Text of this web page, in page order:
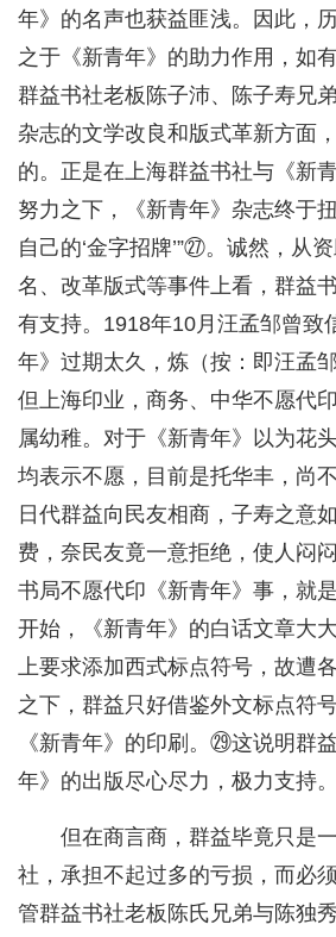
年》的名声也获益匪浅。因此，
之于《新青年》的助力作用，如
群益书社老板陈子沛、陈子寿兄
杂志的文学改良和版式革新方面
的。正是在上海群益书社与《新
努力之下，《新青年》杂志终于
自己的‘金字招牌’”㉗。诚然，从
名、改革版式等事件上看，群益
有支持。1918年10月汪孟邹曾致
年》过期太久，炼（按：即汪孟
但上海印业，商务、中华不愿代
属幼稚。对于《新青年》以为花
均表示不愿，目前是托华丰，尚
日代群益向民友相商，子寿之意
费，奈民友竟一意拒绝，使人闷
书局不愿代印《新青年》事，就
开始，《新青年》的白话文章大
上要求添加西式标点符号，故遭
之下，群益只好借鉴外文标点符
《新青年》的印刷。㉙这说明群
年》的出版尽心尽力，极力支持。
但在商言商，群益毕竟只是
社，承担不起过多的亏损，而必
管群益书社老板陈氏兄弟与陈独